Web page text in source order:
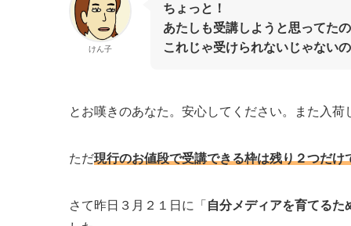
けん子
ちょっと！
あたしも受講しようと思ってた
これじゃ受けられないじゃない
とお嘆きのあなた。安心してください。また入荷
ただ現行のお値段で受講できる枠は残り２つだけ
さて昨日３月２１日に「 自分メディアを育てるた